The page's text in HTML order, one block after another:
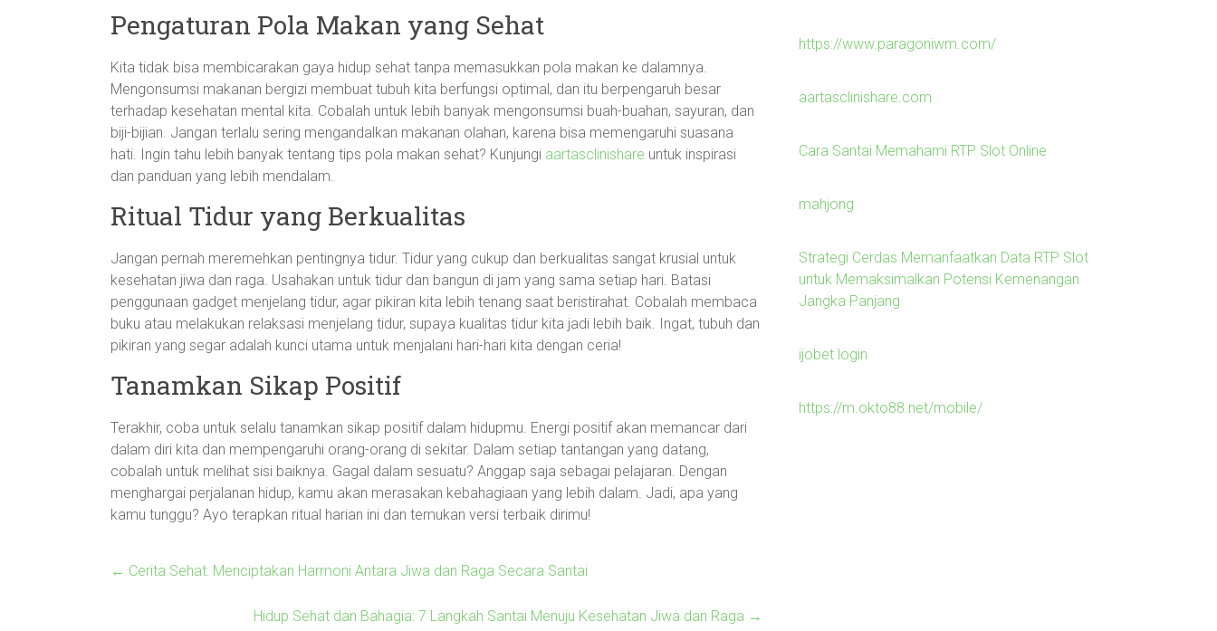
Pengaturan Pola Makan yang Sehat
Kita tidak bisa membicarakan gaya hidup sehat tanpa memasukkan pola makan ke dalamnya.
Mengonsumsi makanan bergizi membuat tubuh kita berfungsi optimal, dan itu berpengaruh besar
terhadap kesehatan mental kita. Cobalah untuk lebih banyak mengonsumsi buah-buahan, sayuran, dan
biji-bijian. Jangan terlalu sering mengandalkan makanan olahan, karena bisa memengaruhi suasana
hati. Ingin tahu lebih banyak tentang tips pola makan sehat? Kunjungi aartasclinishare untuk inspirasi
dan panduan yang lebih mendalam.
Ritual Tidur yang Berkualitas
Jangan pernah meremehkan pentingnya tidur. Tidur yang cukup dan berkualitas sangat krusial untuk
kesehatan jiwa dan raga. Usahakan untuk tidur dan bangun di jam yang sama setiap hari. Batasi
penggunaan gadget menjelang tidur, agar pikiran kita lebih tenang saat beristirahat. Cobalah membaca
buku atau melakukan relaksasi menjelang tidur, supaya kualitas tidur kita jadi lebih baik. Ingat, tubuh dan
pikiran yang segar adalah kunci utama untuk menjalani hari-hari kita dengan ceria!
Tanamkan Sikap Positif
Terakhir, coba untuk selalu tanamkan sikap positif dalam hidupmu. Energi positif akan memancar dari
dalam diri kita dan mempengaruhi orang-orang di sekitar. Dalam setiap tantangan yang datang,
cobalah untuk melihat sisi baiknya. Gagal dalam sesuatu? Anggap saja sebagai pelajaran. Dengan
menghargai perjalanan hidup, kamu akan merasakan kebahagiaan yang lebih dalam. Jadi, apa yang
kamu tunggu? Ayo terapkan ritual harian ini dan temukan versi terbaik dirimu!
← Cerita Sehat: Menciptakan Harmoni Antara Jiwa dan Raga Secara Santai
Hidup Sehat dan Bahagia: 7 Langkah Santai Menuju Kesehatan Jiwa dan Raga →
https://www.paragoniwm.com/
aartasclinishare.com
Cara Santai Memahami RTP Slot Online
mahjong
Strategi Cerdas Memanfaatkan Data RTP Slot
untuk Memaksimalkan Potensi Kemenangan
Jangka Panjang
ijobet login
https://m.okto88.net/mobile/